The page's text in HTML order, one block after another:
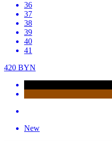
36
37
38
39
40
41
420 BYN
New